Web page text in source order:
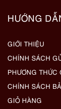
HƯỚNG
GIỚI THIỆU
CHÍNH SÁCH
PHƯƠNG THỨC
CHÍNH SÁCH
GIỎ HÀNG